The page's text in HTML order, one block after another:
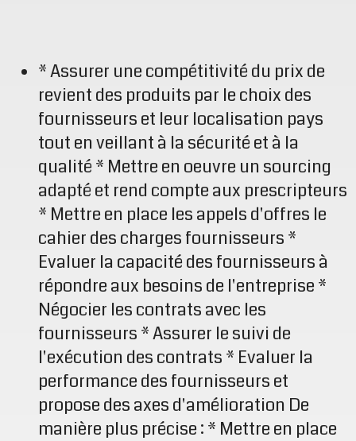
* Assurer une compétitivité du prix de
revient des produits par le choix des
fournisseurs et leur localisation pays
tout en veillant à la sécurité et à la
qualité * Mettre en oeuvre un sourcing
adapté et rend compte aux prescripteurs
* Mettre en place les appels d'offres le
cahier des charges fournisseurs *
Evaluer la capacité des fournisseurs à
répondre aux besoins de l'entreprise *
Négocier les contrats avec les
fournisseurs * Assurer le suivi de
l'exécution des contrats * Evaluer la
performance des fournisseurs et
propose des axes d'amélioration De
manière plus précise : * Mettre en place